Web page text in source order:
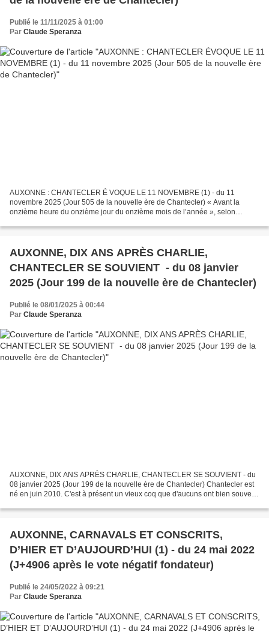
Publié le 11/11/2025 à 01:00
Par Claude Speranza
AUXONNE : CHANTECLER É VOQUE LE 11 NOVEMBRE (1) - du 11
novembre 2025 (Jour 505 de la nouvelle ère de Chantecler) « Avant la
onzième heure du onzième jour du onzième mois de l’année », selon
AUXONNE, DIX ANS APRÈS CHARLIE,
CHANTECLER SE SOUVIENT - du 08 janvier
2025 (Jour 199 de la nouvelle ère de Chantecler)
Publié le 08/01/2025 à 00:44
Par Claude Speranza
AUXONNE, DIX ANS APRÈS CHARLIE, CHANTECLER SE SOUVIENT - du
08 janvier 2025 (Jour 199 de la nouvelle ère de Chantecler) Chantecler est
né en juin 2010. C'est à présent un vieux coq que d'aucuns ont bien souvent
AUXONNE, CARNAVALS ET CONSCRITS,
D’HIER ET D’AUJOURD’HUI (1) - du 24 mai 2022
(J+4906 après le vote négatif fondateur)
Publié le 24/05/2022 à 09:21
Par Claude Speranza